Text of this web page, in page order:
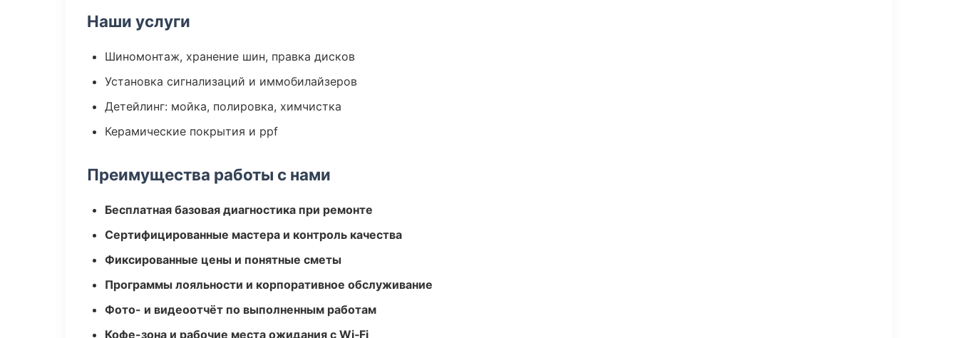
Наши услуги
Шиномонтаж, хранение шин, правка дисков
Установка сигнализаций и иммобилайзеров
Детейлинг: мойка, полировка, химчистка
Керамические покрытия и ppf
Преимущества работы с нами
Бесплатная базовая диагностика при ремонте
Сертифицированные мастера и контроль качества
Фиксированные цены и понятные сметы
Программы лояльности и корпоративное обслуживание
Фото- и видеоотчёт по выполненным работам
Кофе-зона и рабочие места ожидания с Wi‑Fi